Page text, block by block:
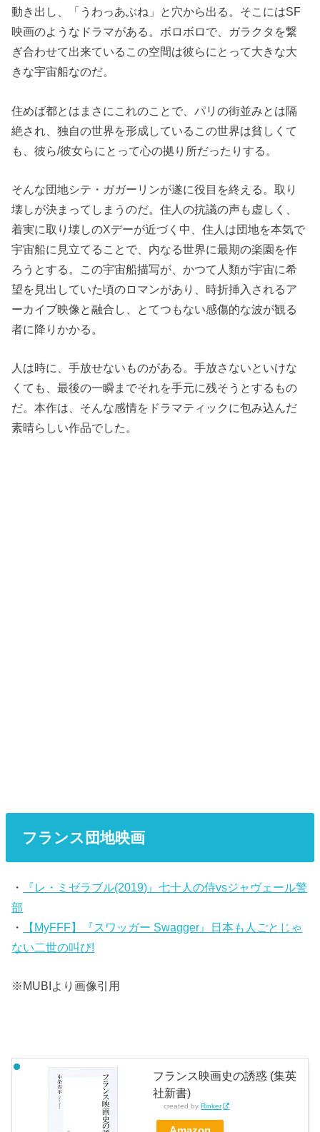
動き出し、「うわっあぶね」と穴から出る。そこにはSF
映画のようなドラマがある。ボロボロで、ガラクタを繋
ぎ合わせて出来ているこの空間は彼らにとって大きな大
きな宇宙船なのだ。
住めば都とはまさにこれのことで、パリの街並みとは隔
絶され、独自の世界を形成しているこの世界は貧しくて
も、彼ら/彼女らにとって心の拠り所だったりする。
そんな団地シテ・ガガーリンが遂に役目を終える。取り
壊しが決まってしまうのだ。住人の抗議の声も虚しく、
着実に取り壊しのXデーが近づく中、住人は団地を本気で
宇宙船に見立てることで、内なる世界に最期の楽園を作
ろうとする。この宇宙船描写が、かつて人類が宇宙に希
望を見出していた頃のロマンがあり、時折挿入されるア
ーカイブ映像と融合し、とてつもない感傷的な波が観る
者に降りかかる。
人は時に、手放せないものがある。手放さないといけな
くても、最後の一瞬までそれを手元に残そうとするもの
だ。本作は、そんな感情をドラマティックに包み込んだ
素晴らしい作品でした。
フランス団地映画
・
『レ・ミゼラブル(2019)』七十人の侍vsジャヴェール警
部
・
【MyFFF】『スワッガー Swagger』日本も人ごとじゃ
ない二世の叫び!
※MUBIより画像引用
フランス映画史の誘惑 (集英
社新書)
created by Rinker